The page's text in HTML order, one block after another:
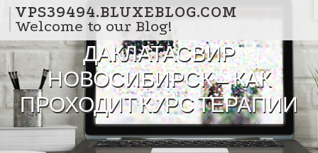
Skip to content
VPS39494.BLUXEBLOG.COM
Welcome to our Blog!
ДАКЛАТАСВИР
НОВОСИБИРСК — КАК
ПРОХОДИТ КУРС ТЕРАПИИ